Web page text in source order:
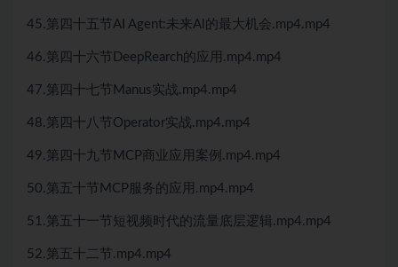
45.第四十五节AI Agent:未来Al的最大机会.mp4.mp4
46.第四十六节DeepRearch的应用.mp4.mp4
47.第四十七节Manus实战.mp4.mp4
48.第四十八节Operator实战.mp4.mp4
49.第四十九节MCP商业应用案例.mp4.mp4
50.第五十节MCP服务的应用.mp4.mp4
51.第五十一节短视频时代的流量底层逻辑.mp4.mp4
52.第五十二节.mp4.mp4